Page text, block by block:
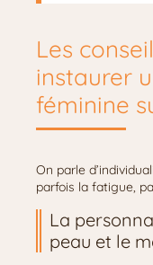
Les
instaurer
féminine
On parle
parfois la fatigue,
La
peau et le